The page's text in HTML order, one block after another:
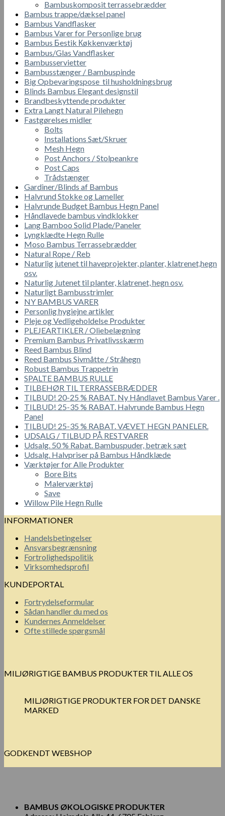
Bambuskomposit terrassebrædder
Bambus trappe/dæksel panel
Bambus Vandflasker
Bambus Varer for Personlige brug
Bambus Бestik Кøkkenværktøj
Bambus/Glas Vandflasker
Bambusservietter
Bambusstænger / Bambuspinde
Big Opbevaringspose til husholdningsbrug
Blinds Bambus Elegant designstil
Brandbeskyttende produkter
Extra Langt Natural Pilehegn
Fastgørelses midler
Bolts
Installations Sæt/Skruer
Mesh Hegn
Post Anchors / Stolpeankre
Post Caps
Trådstænger
Gardiner/Blinds af Bambus
Halvrund Stokke og Lameller
Halvrunde Budget Bambus Hegn Panel
Håndlavede bambus vindklokker
Lang Bamboo Solid Plade/Paneler
Lyngklædte Hegn Rulle
Moso Bambus Terrassebrædder
Natural Rope / Reb
Naturlig jutenet til haveprojekter, planter, klatrenet,hegn
osv.
Naturlig Jutenet til planter, klatrenet, hegn osv.
Naturligt Bambusstrimler
NY BAMBUS VARER
Personlig hygiejne artikler
Pleje og Vedligeholdelse Produkter
PLEJEARTIKLER / Oliebelægning
Premium Bambus Privatlivsskærm
Reed Bambus Blind
Reed Bambus Sivmåtte / Stråhegn
Robust Bambus Trappetrin
SPALTE BAMBUS RULLE
TILBEHØR TIL TERRASSEBRÆDDER
TILBUD! 20-25 % RABAT. Ny Håndlavet Bambus Varer .
TILBUD! 25-35 % RABAT. Halvrunde Bambus Hegn
Panel
TILBUD! 25-35 % RABAT. VÆVET HEGN PANELER.
UDSALG / TILBUD PÅ RESTVARER
Udsalg. 50 % Rabat. Bambuspuder, betræk sæt
Udsalg. Halvpriser på Bambus Håndklæde
Værktøjer for Alle Produkter
Bore Bits
Malerværktøj
Save
Willow Pile Hegn Rulle
INFORMATIONER
Handelsbetingelser
Ansvarsbegrænsning
Fortrolighedspolitik
Virksomhedsprofil
KUNDEPORTAL
Fortrydelseformular
Sådan handler du med os
Kundernes Anmeldelser
Ofte stillede spørgsmål
MILJØRIGTIGE BAMBUS PRODUKTER TIL ALLE OS
MILJØRIGTIGE PRODUKTER FOR DET DANSKE
MARKED
GODKENDT WEBSHOP
BAMBUS ØKOLOGISKE PRODUKTER